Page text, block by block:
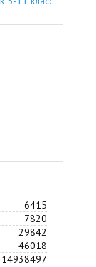
6415
7820
29842
46018
14938497